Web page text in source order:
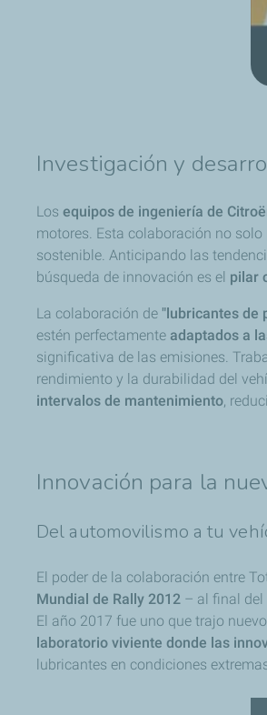
Investigación y
Los equipos de ingeniería de
motores. Esta colaboración no
sostenible. Anticipando las
búsqueda de innovación es el pilar
La colaboración de "lubricantes de
estén perfectamente adaptados a
significativa de las emisiones.
rendimiento y la durabilidad del
intervalos de mantenimiento,
Innovación para la
Del automovilismo a tu
El poder de la colaboración entre
Mundial de Rally 2012 – al final del
El año 2017 fue uno que trajo
laboratorio viviente donde las
lubricantes en condiciones